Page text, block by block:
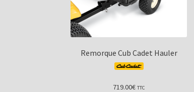
Remorque Cub Cadet Hauler
719.00€ TTC